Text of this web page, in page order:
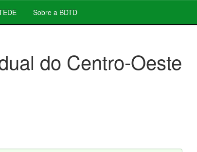
Sobre a BDTD
do Centro-Oeste